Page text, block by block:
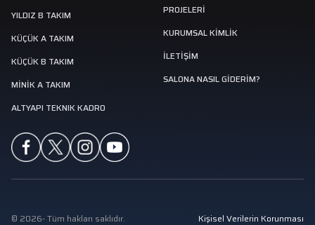
YILDIZ B TAKIM
KÜÇÜK A TAKIM
KÜÇÜK B TAKIM
MINIK A TAKIM
ALTYAPI TEKNIK KADRO
PROJELERİ
KURUMSAL KİMLİK
İLETİŞİM
SALONA NASIL GIDERIM?
© 2026-Tüm hakları saklıdır. Kişisel Verilerin Korunması